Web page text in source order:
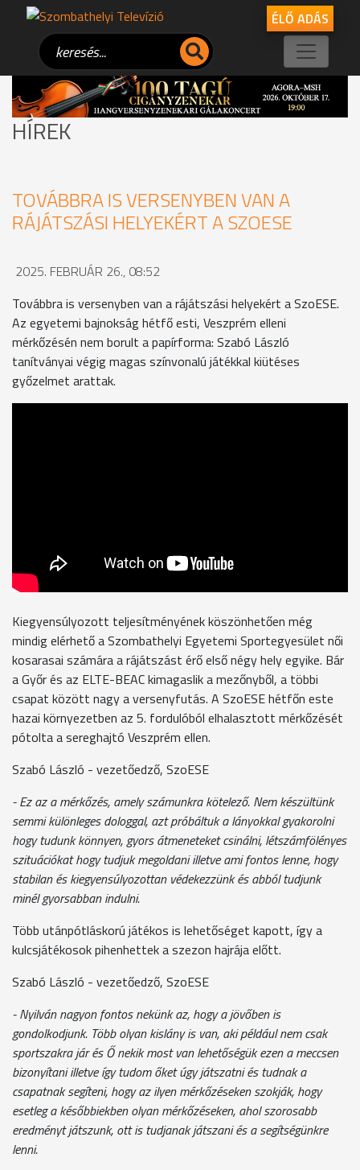
ÉLŐ ADÁS
HÍREK
TOVÁBBRA IS VERSENYBEN VAN A
RÁJÁTSZÁSI HELYEKÉRT A SZOESE
2025. FEBRUÁR 26., 08:52
Továbbra is versenyben van a rájátszási helyekért a SzoESE.
Az egyetemi bajnokság hétfő esti, Veszprém elleni
mérkőzésén nem borult a papírforma: Szabó László
tanítványai végig magas színvonalú játékkal kiütéses
győzelmet arattak.
Kiegyensúlyozott teljesítményének köszönhetően még
mindig elérhető a Szombathelyi Egyetemi Sportegyesület női
kosarasai számára a rájátszást érő első négy hely egyike. Bár
a Győr és az ELTE-BEAC kimagaslik a mezőnyből, a többi
csapat között nagy a versenyfutás. A SzoESE hétfőn este
hazai környezetben az 5. fordulóból elhalasztott mérkőzését
pótolta a sereghajtó Veszprém ellen.
Szabó László - vezetőedző, SzoESE
- Ez az a mérkőzés, amely számunkra kötelező. Nem készültünk
semmi különleges dologgal, azt próbáltuk a lányokkal gyakorolni
hogy tudunk könnyen, gyors átmeneteket csinálni, létszámfölényes
szituációkat hogy tudjuk megoldani illetve ami fontos lenne, hogy
stabilan és kiegyensúlyozottan védekezzünk és abból tudjunk
minél gyorsabban indulni.
Több utánpótláskorú játékos is lehetőséget kapott, így a
kulcsjátékosok pihenhettek a szezon hajrája előtt.
Szabó László - vezetőedző, SzoESE
- Nyilván nagyon fontos nekünk az, hogy a jövőben is
gondolkodjunk. Több olyan kislány is van, aki például nem csak
sportszakra jár és Ő nekik most van lehetőségük ezen a meccsen
bizonyítani illetve így tudom őket úgy játszatni és tudnak a
csapatnak segíteni, hogy az ilyen mérkőzéseken szokják, hogy
esetleg a későbbiekben olyan mérkőzéseken, ahol szorosabb
eredményt játszunk, ott is tudjanak játszani és a segítségünkre
lenni.